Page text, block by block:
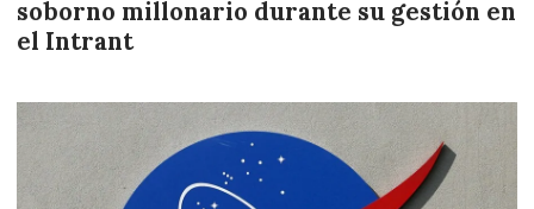
soborno millonario durante su gestión en
el Intrant